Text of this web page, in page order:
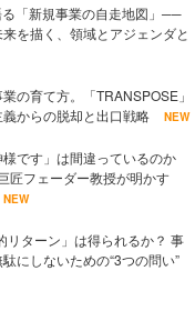
「新規事業の自走地図」──
を描く、領域とアジェンダと
の育て方。「TRANSPOSE」
からの脱却と出口戦略
NEW
です」は間違っているのか
匠フェーダー教授が明かす
NEW
リターン」は得られるか？ 事
にしないための“3つの問い”